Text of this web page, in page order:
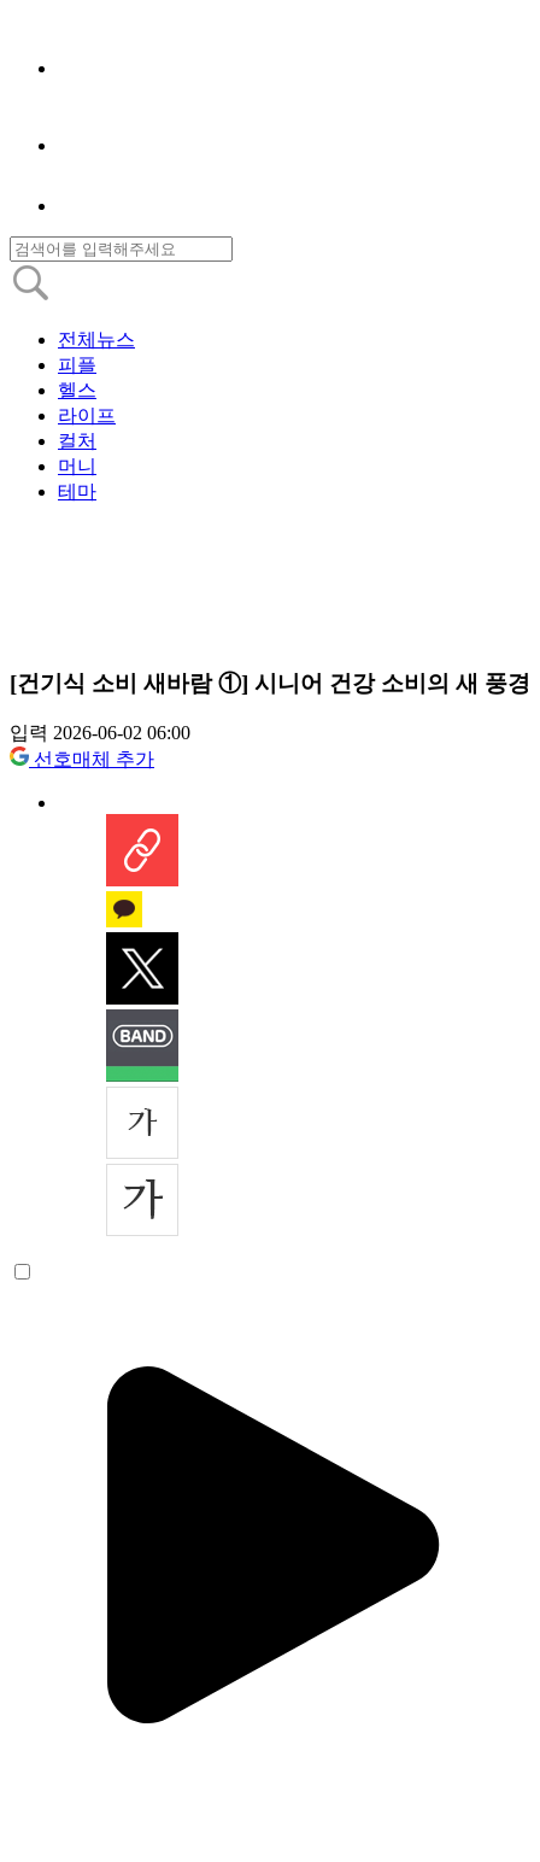
전체뉴스
피플
헬스
라이프
컬처
머니
테마
[건기식 소비 새바람 ①] 시니어 건강 소비의 새 풍경
입력 2026-06-02 06:00
선호매체 추가